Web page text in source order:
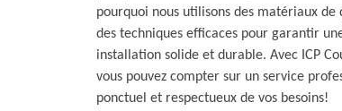
pourquoi nous utilisons des matériaux de
des techniques efficaces pour garantir
installation solide et durable. Avec ICP
vous pouvez compter sur un service
ponctuel et respectueux de vos besoins!